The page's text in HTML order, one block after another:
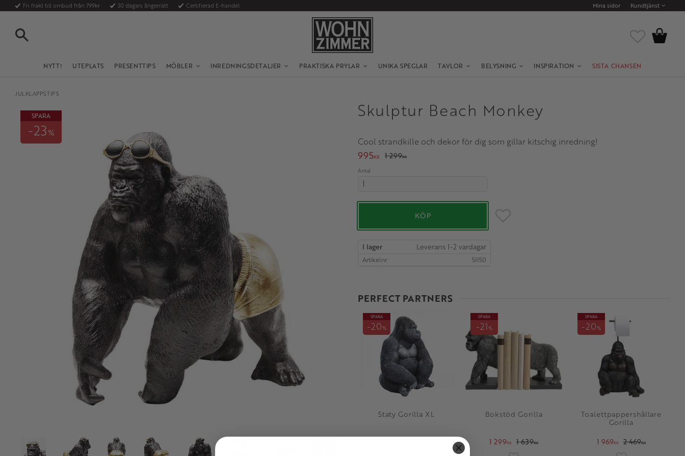
Fri frakt till ombud från 799kr 30 dagars ångerrätt Certifierad E-handel Mina sidor Kundtjänst
NYTT! UTEPLATS PRESENTTIPS MÖBLER INREDNINGSDETALJER PRAKTISKA PRYLAR UNIKA SPEGLAR TAVLOR BELYSNING INSPIRATION SISTA CHANSEN
Favoriter
Kundvagn
JULKLAPPSTIPS
Skulptur Beach Monkey
Cool strandkille och dekor för dig som gillar kitschig inredning!
SPARA
23%
Nedsatt pris:
995KR Ordinarie pris:
1 299KR
Antal
KÖP Lägg till i favoriter
I lager
Artikelnr 51150
PERFECT PARTNERS
Staty Gorilla XL
SPARA
20%
Bokstöd Gorilla
1 299KR 1 639KR
SPARA
21%
Toalettpappershållare
Gorilla
1 969KR 2 469KR
SPARA
20%